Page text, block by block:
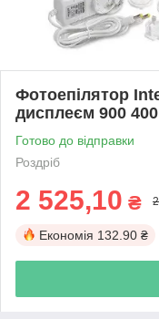
Фотоепілятор
дисплеєм 900
Готово до відправки
Роздріб
2 525,10 ₴
Економія 132.90 ₴